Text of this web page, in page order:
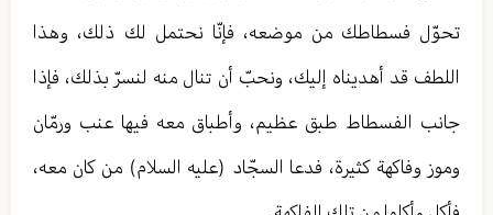
تحوّل فسطاطك من موضعه، فإنّا نحتمل لك ذلك، وهذا
اللطف قد أهديناه إليك، ونحبّ أن تنال منه لنسرّ بذلك، فإذا
جانب الفسطاط طبق عظيم، وأطباق معه فيها عنب ورمّان
وموز وفاكهة كثيرة، فدعا السجّاد (عليه السلام) من كان معه،